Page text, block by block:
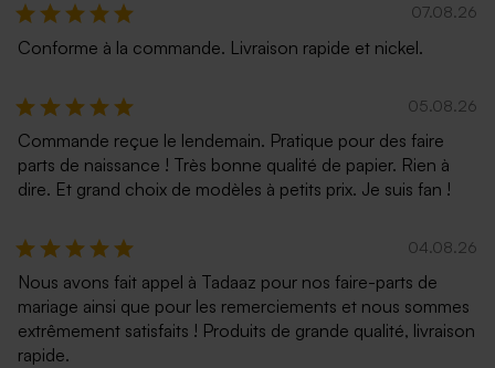
07.08.26
Conforme à la commande. Livraison rapide et nickel.
05.08.26
Commande reçue le lendemain. Pratique pour des faire
parts de naissance ! Très bonne qualité de papier. Rien à
dire. Et grand choix de modèles à petits prix. Je suis fan !
04.08.26
Nous avons fait appel à Tadaaz pour nos faire-parts de
mariage ainsi que pour les remerciements et nous sommes
extrêmement satisfaits ! Produits de grande qualité, livraison
rapide.